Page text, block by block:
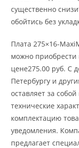
существенно
обойтись без
Плата 275×16-
можно приобрести
цене275.00 руб. С
Петербургу и
оставляет за
технические
комплектацию
уведомления.
предлагает